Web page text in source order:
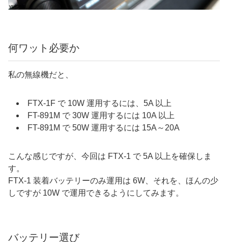
何ワット必要か
私の無線機だと、
FTX-1F で 10W 運用するには、5A 以上
FT-891M で 30W 運用するには 10A 以上
FT-891M で 50W 運用するには 15A～20A
こんな感じですが、今回は FTX-1 で 5A 以上を確保しま
す。
FTX-1 装着バッテリーのみ運用は 6W、それを、ほんの少
しですが 10W で運用できるようにしてみます。
バッテリー選び